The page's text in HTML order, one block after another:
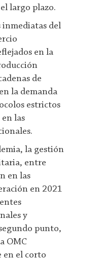
largo plazo.
inmediatas del
en la
de
la demanda
estrictos
las
la gestión
entre
en las
en 2021
y
punto,
OMC
en el corto